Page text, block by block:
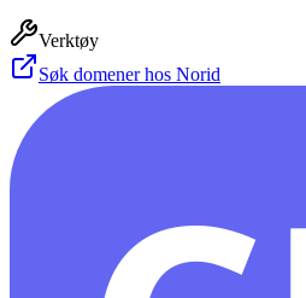
Verktøy
Søk domener hos Norid